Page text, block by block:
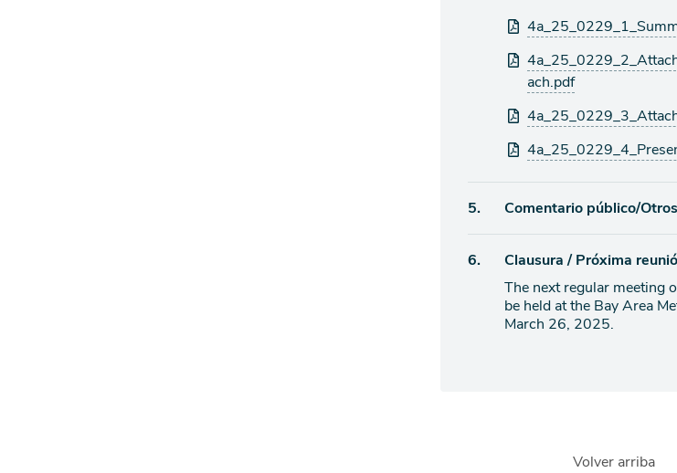
Archivos
adjuntos
ach.pdf
Ítem
agenda
5. Comentario público/
Ítem
agenda
6.
Clausura / Próxima
The next regular meeting
be held at the Bay Area
March 26, 2025.
Volver arriba